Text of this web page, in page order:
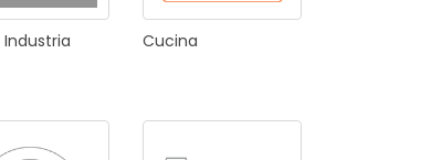
Industria Cucina